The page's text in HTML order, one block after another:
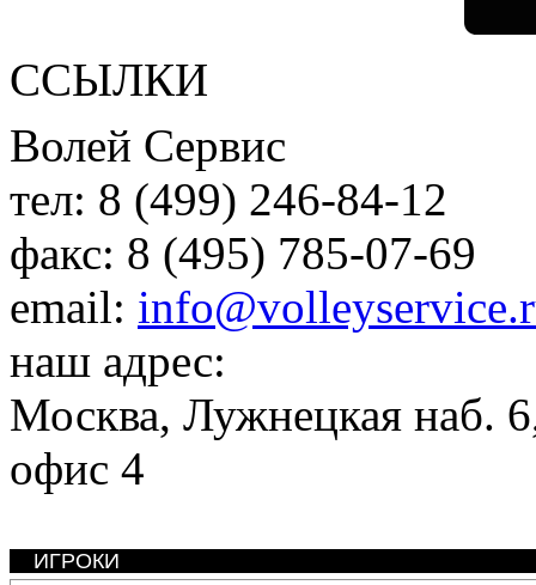
ССЫЛКИ
Волей Сервис
тел: 8 (499) 246-84-12
факс: 8 (495) 785-07-69
email:
наш адрес:
Москва, Лужнецкая наб.
офис 4
ИГРОКИ